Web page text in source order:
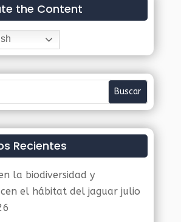
the Content
Recientes
la biodiversidad y
el hábitat del jaguar julio